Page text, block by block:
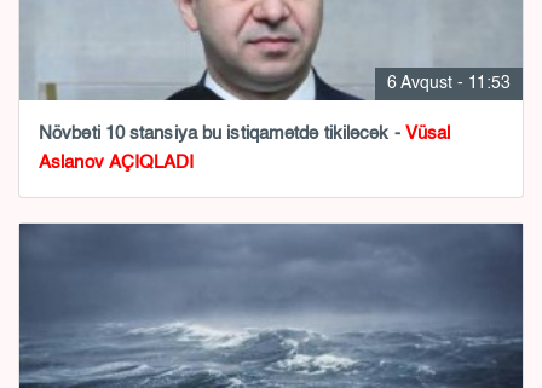
6 Avqust - 11:53
Növbəti 10 stansiya bu istiqamətdə tikiləcək - Vüsal
Aslanov AÇIQLADI